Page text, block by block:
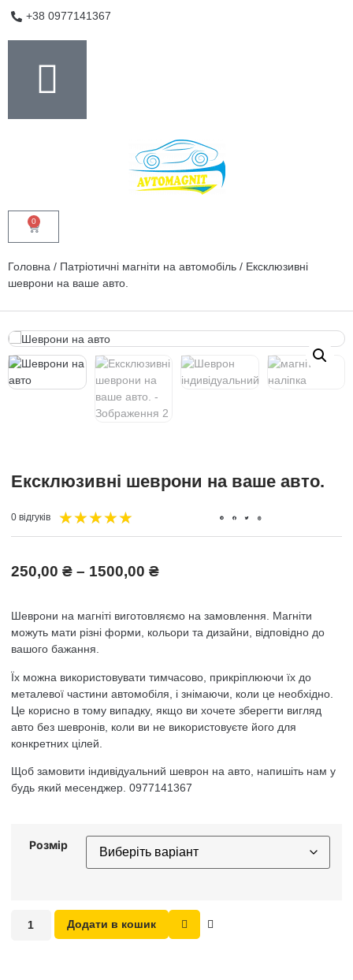
+38 0977141367
0
Головна / Патріотичні магніти на автомобіль / Ексклюзивні
шеврони на ваше авто.
Ексклюзивні шеврони на ваше авто.
0 відгуків ★★★★★
250,00 ₴ – 1500,00 ₴
Шеврони на магніті виготовляємо на замовлення. Магніти
можуть мати різні форми, кольори та дизайни, відповідно до
вашого бажання.
Їх можна використовувати тимчасово, прикріплюючи їх до
металевої частини автомобіля, і знімаючи, коли це необхідно.
Це корисно в тому випадку, якщо ви хочете зберегти вигляд
авто без шевронів, коли ви не використовуєте його для
конкретних цілей.
Щоб замовити індивідуальний шеврон на авто, напишіть нам у
будь який месенджер. 0977141367
Розмір
Додати в кошик